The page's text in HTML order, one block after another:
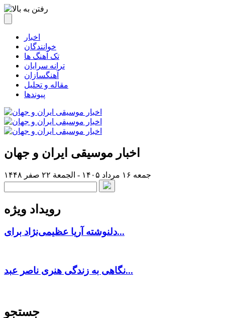
اخبار
خوانندگان
تک آهنگ ها
ترانه سرایان
آهنگسازان
مقاله و تحلیل
پیوندها
اخبار موسیقی ایران و جهان
جمعه ۱۶ مرداد ۱۴۰۵ - الجمعة ۲۲ صفر ۱۴۴۸
رویداد ویژه
دلنوشته آریا عظیمی‌نژاد برای...
نگاهی به زندگی هنری ناصر عبد...
جستجو